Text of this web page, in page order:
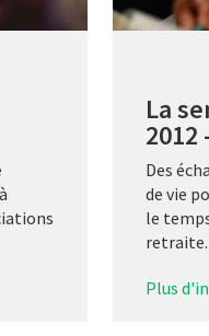
La
2012
Des
de vie
le
retraite.
Plus